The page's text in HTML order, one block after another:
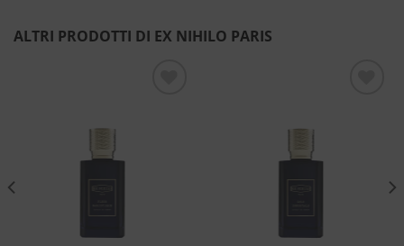
ALTRI PRODOTTI DI EX NIHILO PARIS